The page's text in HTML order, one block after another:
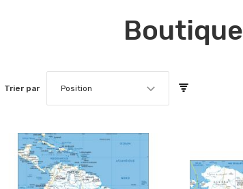
Boutique
Trier par Position